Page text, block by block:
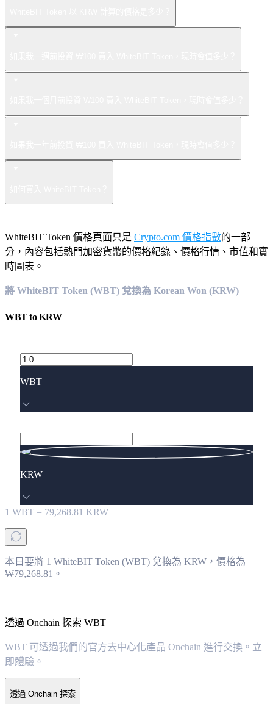
WhiteBIT Token 價格頁面只是 Crypto.com 價格指數的一部
分，內容包括熱門加密貨幣的價格紀錄、價格行情、市值和實
時圖表。
將 WhiteBIT Token (WBT) 兌換為 Korean Won (KRW)
WBTtoKRW
WBT
KRW
1 WBT = 79,268.81 KRW
本日要將 1 WhiteBIT Token (WBT) 兌換為 KRW，價格為
₩79,268.81。
透過 Onchain 探索 WBT
WBT 可透過我們的官方去中心化產品 Onchain 進行交換。立
即體驗。
透過 Onchain 探索